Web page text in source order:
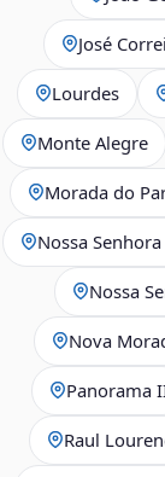
José
Lourdes
Monte Alegre
Morada do
Nossa
Nossa
Nova
Panorama
Raul